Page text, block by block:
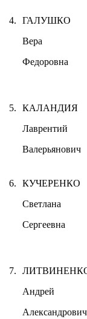
4.
ГАЛУШКО
Вера
Федоровна
5.
КАЛАНДИЯ
Лаврентий
Валерьянович
6.
КУЧЕРЕНКО
Светлана
Сергеевна
7.
Андрей
Александрович